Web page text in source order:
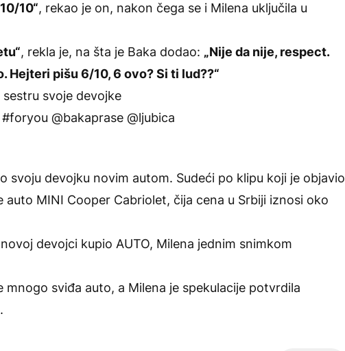
10“, rekao je on, nakon čega se i Milena uključila u
, rekla je, na šta je Baka dodao: „Nije da nije, respect.
Hejteri pišu 6/10, 6 ovo? Si ti lud??“
svoje devojke
#foryou @bakaprase @ljubica
svoju devojku novim autom. Sudeći po klipu koji je objavio
MINI Cooper Cabriolet, čija cena u Srbiji iznosi oko
devojci kupio AUTO, Milena jednim snimkom
sviđa auto, a Milena je spekulacije potvrdila